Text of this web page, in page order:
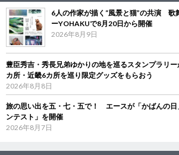
6人の作家が描く“風景と猫”の共演 歌
ーYOHAKUで8月20日から開催
2026年8月9日
豊臣秀吉・秀長兄弟ゆかりの地を巡るスタンプラリ
カ所・近畿6カ所を巡り限定グッズをもらおう
2026年8月8日
旅の思い出を五・七・五で！ エースが「かばんの日
ンテスト」を開催
2026年8月7日